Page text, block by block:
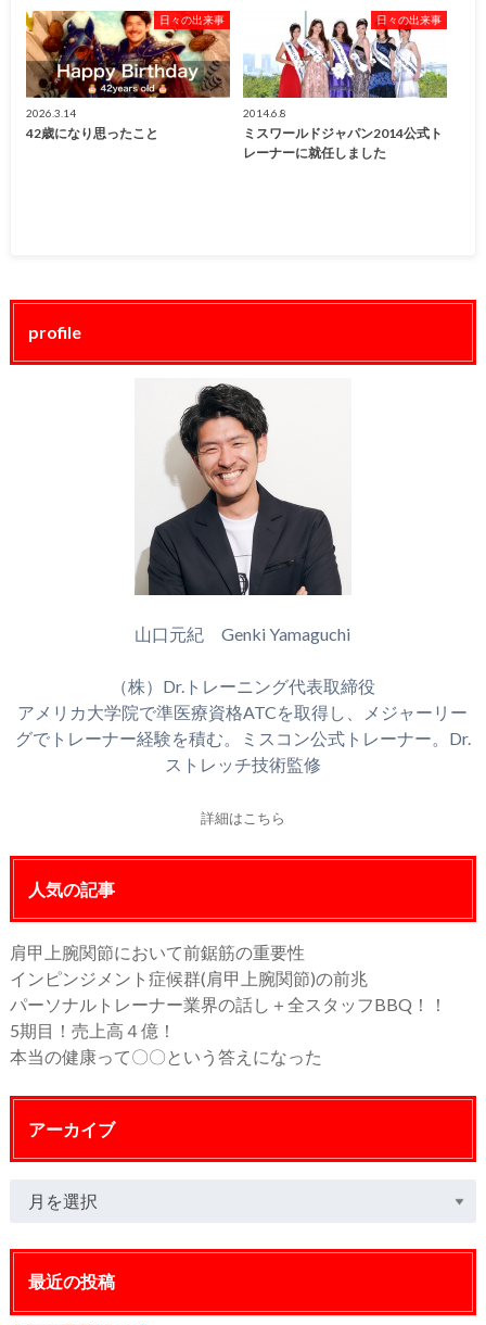
日々の出来事
2026.3.14
42歳になり思ったこと
日々の出来事
2014.6.8
ミスワールドジャパン2014公式ト
レーナーに就任しました
profile
山口元紀 Genki Yamaguchi
（株）Dr.トレーニング代表取締役
アメリカ大学院で準医療資格ATCを取得し、メジャーリー
グでトレーナー経験を積む。ミスコン公式トレーナー。Dr.
ストレッチ技術監修
詳細はこちら
人気の記事
肩甲上腕関節において前鋸筋の重要性
インピンジメント症候群(肩甲上腕関節)の前兆
パーソナルトレーナー業界の話し＋全スタッフBBQ！！
5期目！売上高４億！
本当の健康って〇〇という答えになった
アーカイブ
最近の投稿